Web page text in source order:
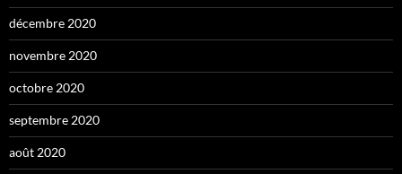
décembre 2020
novembre 2020
octobre 2020
septembre 2020
août 2020